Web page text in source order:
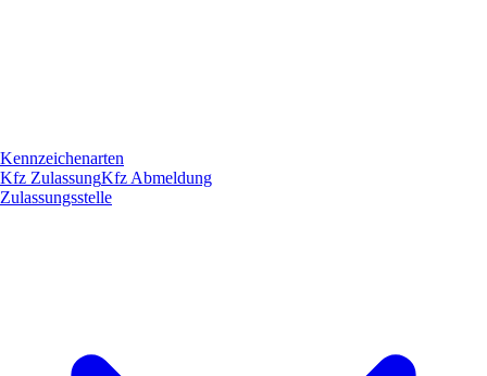
Kennzeichenarten
Kfz ZulassungKfz Abmeldung
Zulassungsstelle